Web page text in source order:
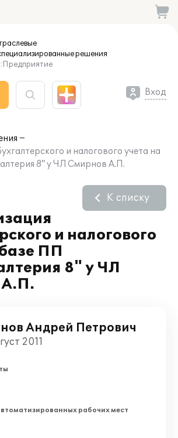
решения
Вход
и налогового учета на
8" у ЧЛ Смирнов А.П.
и налогового
ПП
8" у ЧЛ
А.П.
К списку
Андрей Петрович
2011
рабочих мест